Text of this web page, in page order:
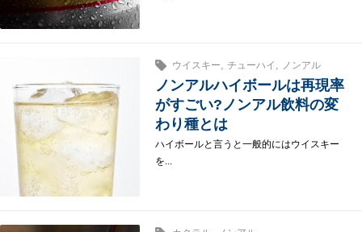
ウイスキー チューハイ ノンアル
ノンアルハイボールは再現率
がすごい?ノンアル飲料の変
わり種とは
ハイボールと言うと一般的にはウイスキー
を...